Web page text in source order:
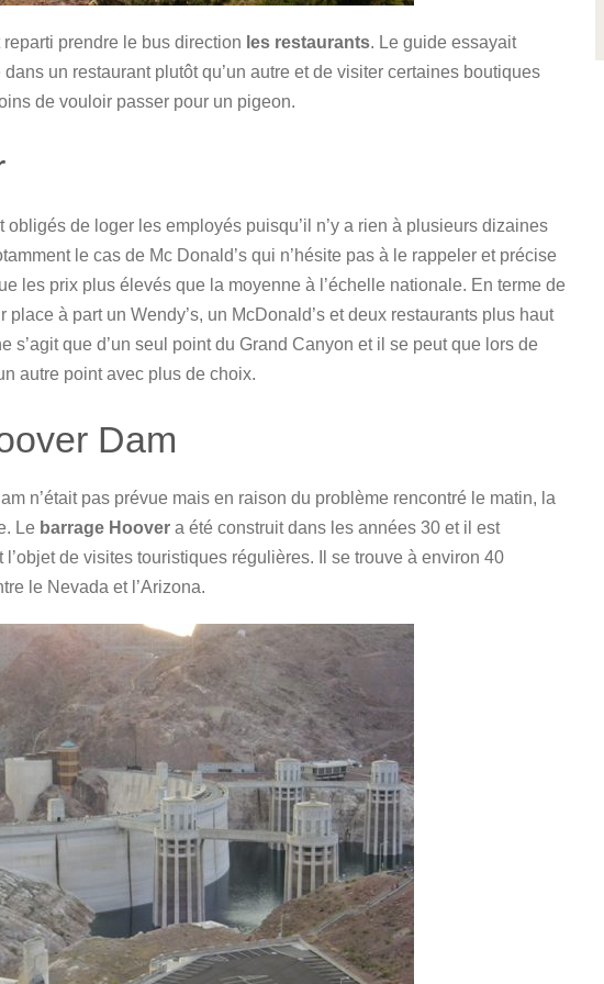
prendre le bus direction les restaurants. Le guide essayait
un restaurant plutôt qu’un autre et de visiter certaines boutiques
de vouloir passer pour un pigeon.
obligés de loger les employés puisqu’il n’y a rien à plusieurs dizaines
le cas de Mc Donald’s qui n’hésite pas à le rappeler et précise
les prix plus élevés que la moyenne à l’échelle nationale. En terme de
place à part un Wendy’s, un McDonald’s et deux restaurants plus haut
s’agit que d’un seul point du Grand Canyon et il se peut que lors de
autre point avec plus de choix.
Dam
n’était pas prévue mais en raison du problème rencontré le matin, la
Le barrage Hoover a été construit dans les années 30 et il est
de visites touristiques régulières. Il se trouve à environ 40
le Nevada et l’Arizona.